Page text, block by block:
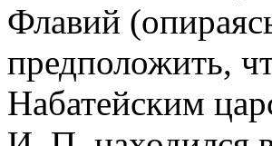
Флавий
предположить,
Набатейским